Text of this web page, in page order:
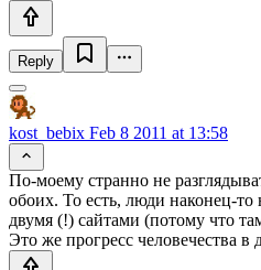
Reply
kost_bebix Feb 8 2011 at 13:58
По-моему странно не
обоих. То есть, люди наконец-то
двумя (!) сайтами (потому что
Это же прогресс человечества в